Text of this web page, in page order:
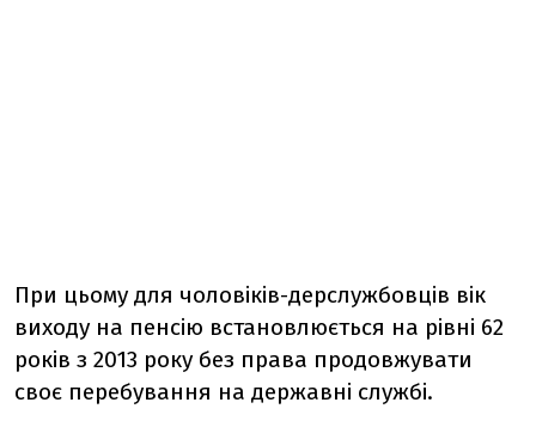
При цьому для чоловіків-дерслужбовців вік
виходу на пенсію встановлюється на рівні 62
років з 2013 року без права продовжувати
своє перебування на державні службі.